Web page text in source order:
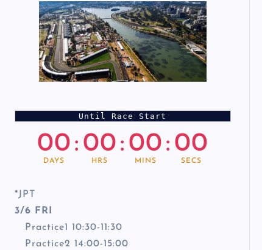
Until Race Start
00
DAYS
: 00
HRS
: 00
MINS
: 00
SECS
*JPT
3/6 FRI
Practice1 10:30-11:30
Practice2 14:00-15:00